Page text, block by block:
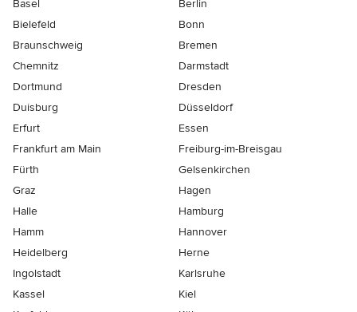
Basel
Berlin
Bielefeld
Bonn
Braunschweig
Bremen
Chemnitz
Darmstadt
Dortmund
Dresden
Duisburg
Düsseldorf
Erfurt
Essen
Frankfurt am Main
Freiburg-im-Breisgau
Fürth
Gelsenkirchen
Graz
Hagen
Halle
Hamburg
Hamm
Hannover
Heidelberg
Herne
Ingolstadt
Karlsruhe
Kassel
Kiel